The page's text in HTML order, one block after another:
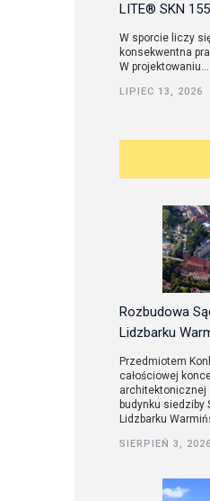
LITE® SKN 155
W sporcie liczy
konsekwentna
W projektowaniu...
LIPIEC 13, 2026
Rozbudowa
Lidzbarku
Przedmiotem
całościowej
architektonicznej
budynku siedziby
Lidzbarku
SIERPIEŃ 3, 2026